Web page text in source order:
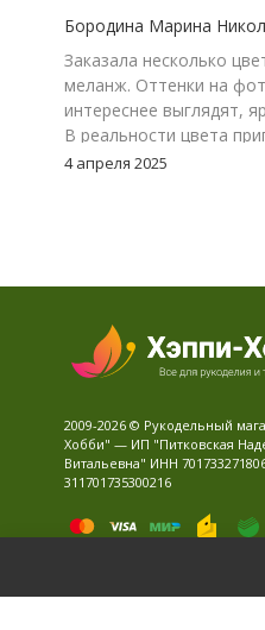
Бородина Марина
Заказала несколько
меланж. Оттенки на
интереснее выглядят,
В реальности цвета
Цвет 117-24, зеленый
изделии.
4 апреля 2025
2009-2026 © Рукодельный
Хобби" — ИП "Питковская
Витальевна" ИНН
311701735300216